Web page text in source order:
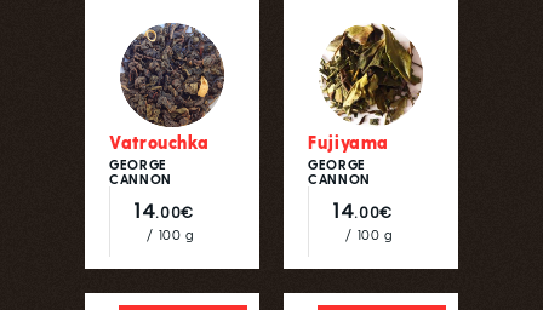
Vatrouchka
GEORGE
CANNON
14.00€
/ 100 g
Fujiyama
GEORGE
CANNON
14.00€
/ 100 g